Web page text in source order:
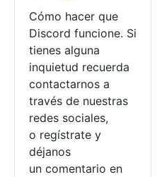
Cómo hacer que
Discord funcione. Si
tienes alguna
inquietud recuerda
contactarnos a
través de nuestras
redes sociales,
o regístrate y
déjanos
un comentario en